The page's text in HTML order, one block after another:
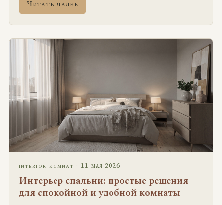
Читать далее
interior-komnat · 11 мая 2026
Интерьер спальни: простые решения
для спокойной и удобной комнаты